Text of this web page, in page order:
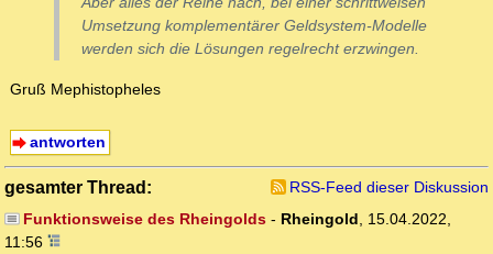
Umsetzung komplementärer Geldsystem-Modelle
werden sich die Lösungen regelrecht erzwingen.
Gruß Mephistopheles
antworten
gesamter Thread:
RSS-Feed dieser Diskussion
Funktionsweise des Rheingolds- Rheingold, 15.04.2022,
11:56